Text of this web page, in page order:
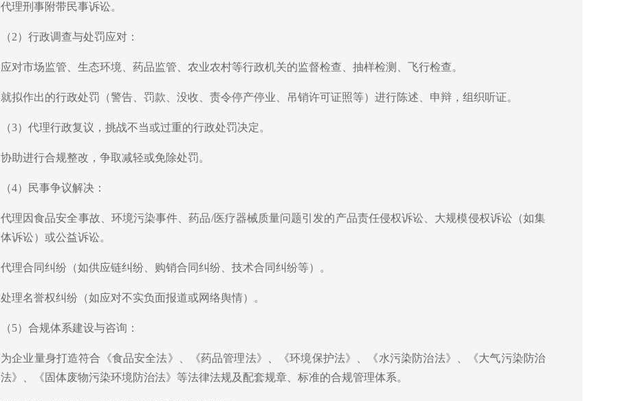
代理刑事附带民事诉讼。
（2）行政调查与处罚应对：
应对市场监管、生态环境、药品监管、农业农村等行政机关的监督检查、抽样检测、飞行检查。
就拟作出的行政处罚（警告、罚款、没收、责令停产停业、吊销许可证照等）进行陈述、申辩，组织听证。
（3）代理行政复议，挑战不当或过重的行政处罚决定。
协助进行合规整改，争取减轻或免除处罚。
（4）民事争议解决：
代理因食品安全事故、环境污染事件、药品/医疗器械质量问题引发的产品责任侵权诉讼、大规模侵权诉讼（如集
体诉讼）或公益诉讼。
代理合同纠纷（如供应链纠纷、购销合同纠纷、技术合同纠纷等）。
处理名誉权纠纷（如应对不实负面报道或网络舆情）。
（5）合规体系建设与咨询：
为企业量身打造符合《食品安全法》、《药品管理法》、《环境保护法》、《水污染防治法》、《大气污染防治
法》、《固体废物污染环境防治法》等法律法规及配套规章、标准的合规管理体系。